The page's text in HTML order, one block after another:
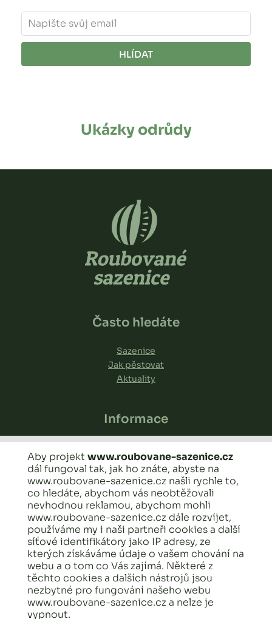
HLÍDAT
Ukázky odrůdy
Často hledáte
Sazenice
Jak pěstovat
Aktuality
Informace
Rostlinolékařský pas
Obchodní podmínky
Časté dotazy
Ing. Václav Kozák a Bc. Eliška Kozáková
Chvojenec 75
534 01 Holice
info@roubovane-sazenice.cz
Aby projekt www.roubovane-sazenice.cz
dál fungoval tak, jak ho znáte, abyste na
www.roubovane-sazenice.cz našli rychle to,
co hledáte, abychom vás neobtěžovali
nevhodnou reklamou, abychom mohli
www.roubovane-sazenice.cz dále rozvíjet,
používáme my i naši partneři cookies a další
síťové identifikátory jako IP adresy, ze
kterých získáváme údaje o vašem chování na
webu a o tom co Vás zajímá. Některé z
těchto cookies a dalších nástrojů jsou
nezbytné pro fungování našeho webu
www.roubovane-sazenice.cz a nelze je
vypnout.